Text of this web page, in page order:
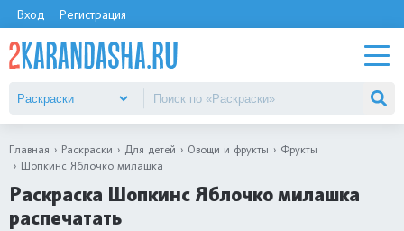
Вход Регистрация
Главная Раскраски Для детей Овощи и фрукты
Фрукты
Шопкинс Яблочко милашка
Раскраска Шопкинс Яблочко милашка
распечатать